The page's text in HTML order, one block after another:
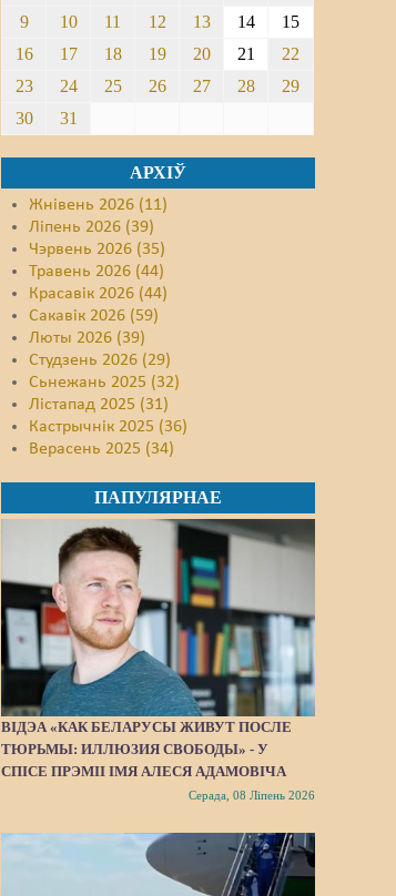
9
10 11 12 13 14
15
16
17 18 19 20 21
22
23
24 25 26 27 28
29
30
31
АРХІЎ
Жнівень 2026 (11)
Ліпень 2026 (39)
Чэрвень 2026 (35)
Травень 2026 (44)
Красавік 2026 (44)
Сакавік 2026 (59)
Люты 2026 (39)
Студзень 2026 (29)
Сьнежань 2025 (32)
Лістапад 2025 (31)
Кастрычнік 2025 (36)
Верасень 2025 (34)
ПАПУЛЯРНАЕ
ВІДЭА «КАК БЕЛАРУСЫ ЖИВУТ ПОСЛЕ
ТЮРЬМЫ: ИЛЛЮЗИЯ СВОБОДЫ» - У
СПІСЕ ПРЭМІІ ІМЯ АЛЕСЯ АДАМОВІЧА
Серада, 08 Ліпень 2026